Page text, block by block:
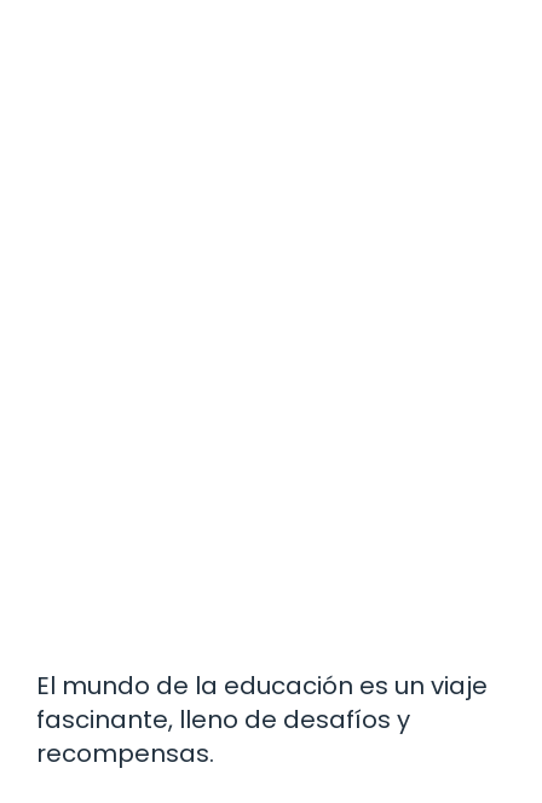
El mundo de la educación es un viaje
fascinante, lleno de desafíos y
recompensas.